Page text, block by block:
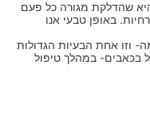
שהדלקת מגורה כל פעם
באופן טבעי אנו
וזו אחת הבעיות הגדולות
בכאבים- במהלך טיפול